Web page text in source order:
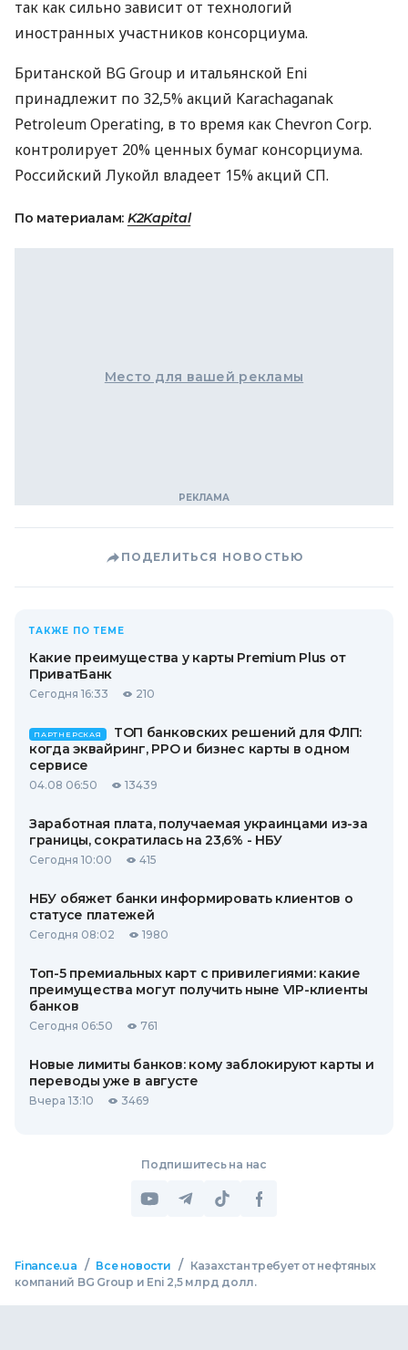
так как сильно зависит от технологий
иностранных участников консорциума.
Британской BG Group и итальянской Eni
принадлежит по 32,5% акций Karachaganak
Petroleum Operating, в то время как Chevron Corp.
контролирует 20% ценных бумаг консорциума.
Российский Лукойл владеет 15% акций СП.
По материалам: K2Kapital
Место для вашей рекламы
ПОДЕЛИТЬСЯ НОВОСТЬЮ
ТАКЖЕ ПО ТЕМЕ
Какие преимущества у карты Premium Plus от
ПриватБанк
Сегодня 16:33 210
ПАРТНЕРСКАЯ
ТОП банковских решений для ФЛП:
когда эквайринг, РРО и бизнес карты в одном
сервисе
04.08 06:50 13439
Заработная плата, получаемая украинцами из-за
границы, сократилась на 23,6% - НБУ
Сегодня 10:00 415
НБУ обяжет банки информировать клиентов о
статусе платежей
Сегодня 08:02 1980
Топ-5 премиальных карт с привилегиями: какие
преимущества могут получить ныне VIP-клиенты
банков
Сегодня 06:50 761
Новые лимиты банков: кому заблокируют карты и
переводы уже в августе
Вчера 13:10 3469
Подпишитесь на нас
Finance.ua / Все новости /
Казахстан требует от нефтяных
компаний BG Group и Eni 2,5 млрд долл.